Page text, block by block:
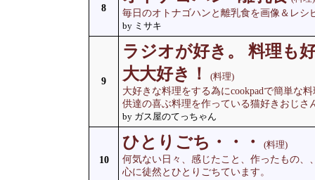
8
毎日のオトナゴハンと離乳食を画像＆レシ
by ミサキ
9
ラジオが好き。 料理も
大大好き！
(料理)
大好きな料理をする為にcookpadで簡単な
供達の喜ぶ料理を作っている猫好きおじさ
by ガス屋のてっちゃん
10
ひとりごち・・・
(料理)
何気ない日々、感じたこと、作ったもの、
心に徒然とひとりごちています。